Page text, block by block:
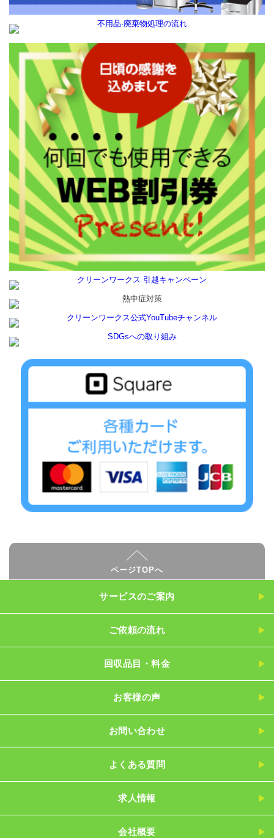
ページTOPへ
サービスのご案内
ご依頼の流れ
回収品目・料金
お客様の声
お問い合わせ
よくある質問
求人情報
会社概要